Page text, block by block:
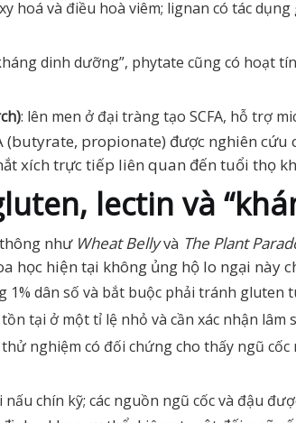
hoá và điều hoà viêm; lignan có tác
dinh dưỡng”, phytate cũng có hoạt
: lên men ở đại tràng tạo SCFA, hỗ trợ
(butyrate, propionate) được nghiên
xích trực tiếp liên quan đến tuổi thọ
lectin và
như Wheat Bellyvà The Plant
học hiện tại không ủng hộ lo ngại này
dân số và bắt buộc phải tránh gluten
tại ở một tỉ lệ nhỏ và cần xác nhận
nghiệm có đối chứng cho thấy ngũ cốc
chín kỹ; các nguồn ngũ cốc và đậu